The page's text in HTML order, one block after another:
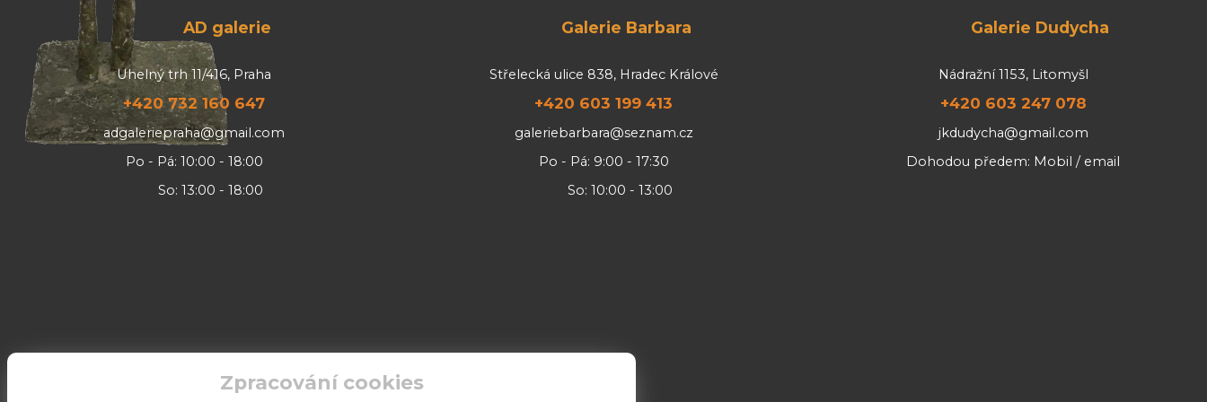
AD galerie
Uhelný trh 11/416, Praha
+420 732 160 647
adgaleriepraha@gmail.com
Po - Pá: 10:00 - 18:00
So: 13:00 - 18:00
Galerie Barbara
Střelecká ulice 838, Hradec Králové
+420 603 199 413
galeriebarbara@seznam.cz
Po - Pá: 9:00 - 17:30
So: 10:00 - 13:00
Galerie Dudycha
Nádražní 1153, Litomyšl
+420 603 247 078
jkdudycha@gmail.com
Dohodou předem: Mobil / email
Zpracování cookies